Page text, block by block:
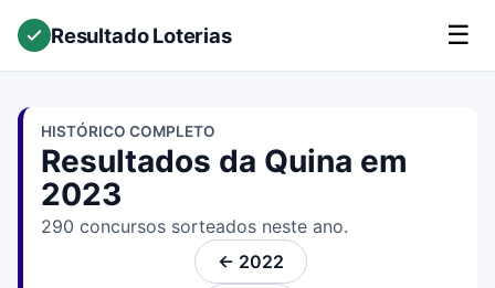
Resultado Loterias ☰
HISTÓRICO COMPLETO
Resultados da Quina em
2023
290 concursos sorteados neste ano.
← 2022